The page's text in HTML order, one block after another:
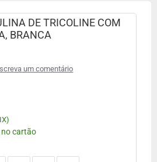
DE TRICOLINE COM
BRANCA
um comentário
no cartão